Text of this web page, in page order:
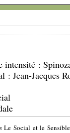
intensité :
: Jean-Jacques
Le Social et le